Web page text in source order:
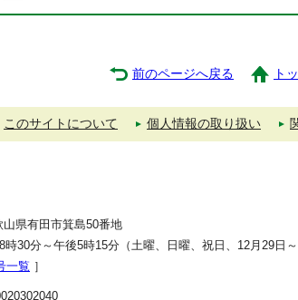
前のページへ戻る ト
このサイトについて 個人情報の取り扱い
山県有田市箕島50番地
30分～午後5時15分（土曜、日曜、祝日、12月29日～
一覧 ］